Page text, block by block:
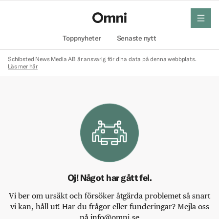
Toppnyheter Senaste nytt
meny
Schibsted News Media AB är ansvarig för dina data på denna webbplats.
Läs mer här
Oj! Något har gått fel.
Vi ber om ursäkt och försöker åtgärda problemet så snart
vi kan, håll ut! Har du frågor eller funderingar? Mejla oss